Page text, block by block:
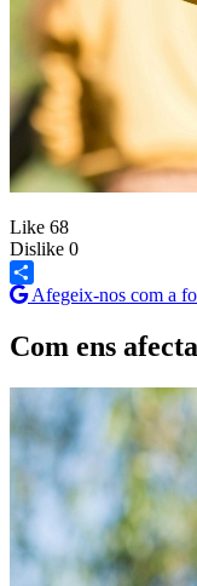
Like 68
Dislike 0
Share
Afegeix-nos com a
Com ens